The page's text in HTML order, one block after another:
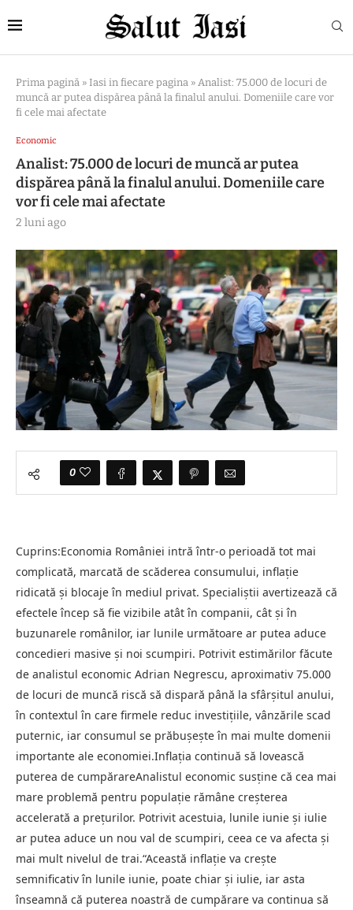
Prima pagină » Iasi in fiecare pagina » Analist: 75.000 de locuri de
muncă ar putea dispărea până la finalul anului. Domeniile care vor
fi cele mai afectate
Economic
Analist: 75.000 de locuri de muncă ar putea
dispărea până la finalul anului. Domeniile care
vor fi cele mai afectate
2 luni ago
0
Cuprins:Economia României intră într-o perioadă tot mai
complicată, marcată de scăderea consumului, inflație
ridicată și blocaje în mediul privat. Specialiștii avertizează că
efectele încep să fie vizibile atât în companii, cât și în
buzunarele românilor, iar lunile următoare ar putea aduce
concedieri masive și noi scumpiri. Potrivit estimărilor făcute
de analistul economic Adrian Negrescu, aproximativ 75.000
de locuri de muncă riscă să dispară până la sfârșitul anului,
în contextul în care firmele reduc investițiile, vânzările scad
puternic, iar consumul se prăbușește în mai multe domenii
importante ale economiei.Inflația continuă să lovească
puterea de cumpărareAnalistul economic susține că cea mai
mare problemă pentru populație rămâne creșterea
accelerată a prețurilor. Potrivit acestuia, lunile iunie și iulie
ar putea aduce un nou val de scumpiri, ceea ce va afecta și
mai mult nivelul de trai.“Această inflație va crește
semnificativ în lunile iunie, poate chiar și iulie, iar asta
înseamnă că puterea noastră de cumpărare va continua să